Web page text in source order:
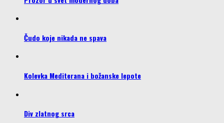
Čudo koje nikada ne spava
Kolevka Mediterana i božanske lepote
Div zlatnog srca